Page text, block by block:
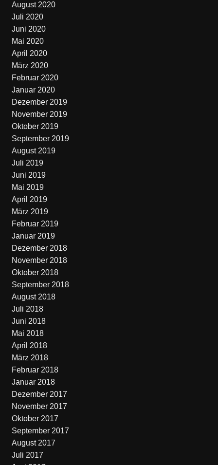
August 2020
Juli 2020
Juni 2020
Mai 2020
April 2020
März 2020
Februar 2020
Januar 2020
Dezember 2019
November 2019
Oktober 2019
September 2019
August 2019
Juli 2019
Juni 2019
Mai 2019
April 2019
März 2019
Februar 2019
Januar 2019
Dezember 2018
November 2018
Oktober 2018
September 2018
August 2018
Juli 2018
Juni 2018
Mai 2018
April 2018
März 2018
Februar 2018
Januar 2018
Dezember 2017
November 2017
Oktober 2017
September 2017
August 2017
Juli 2017